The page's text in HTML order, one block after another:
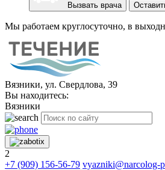
Вызвать врача
Мы работаем круглосуточно, в
Вязники, ул. Свердлова, 39
Вы находитесь:
Вязники
2
+7 (909) 156-56-79 vyazniki@narcolog-